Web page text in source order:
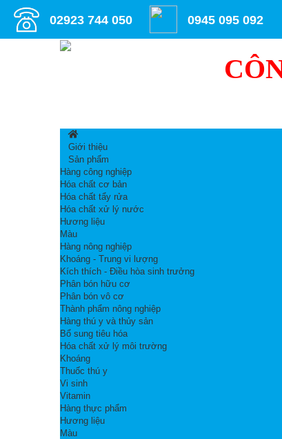
02923 744 050 0945 095 092
Giới thiệu
Sản phẩm
Hàng công nghiệp
Hóa chất cơ bản
Hóa chất tẩy rửa
Hóa chất xử lý nước
Hương liệu
Màu
Hàng nông nghiệp
Khoáng - Trung vi lượng
Kích thích - Điều hòa sinh trưởng
Phân bón hữu cơ
Phân bón vô cơ
Thành phẩm nông nghiệp
Hàng thú y và thủy sản
Bổ sung tiêu hóa
Hóa chất xử lý môi trường
Khoáng
Thuốc thú y
Vi sinh
Vitamin
Hàng thực phẩm
Hương liệu
Màu